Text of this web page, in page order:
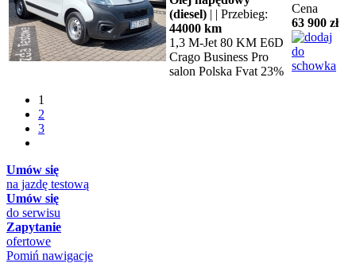
(diesel) | | Przebieg:
44000 km
1,3 M-Jet 80 KM E6D
Crago Business Pro
salon Polska Fvat 23%
Cena
63 900 zł
1
2
3
Umów się
na jazdę testową
Umów się
do serwisu
Zapytanie
ofertowe
Pomiń nawigacje